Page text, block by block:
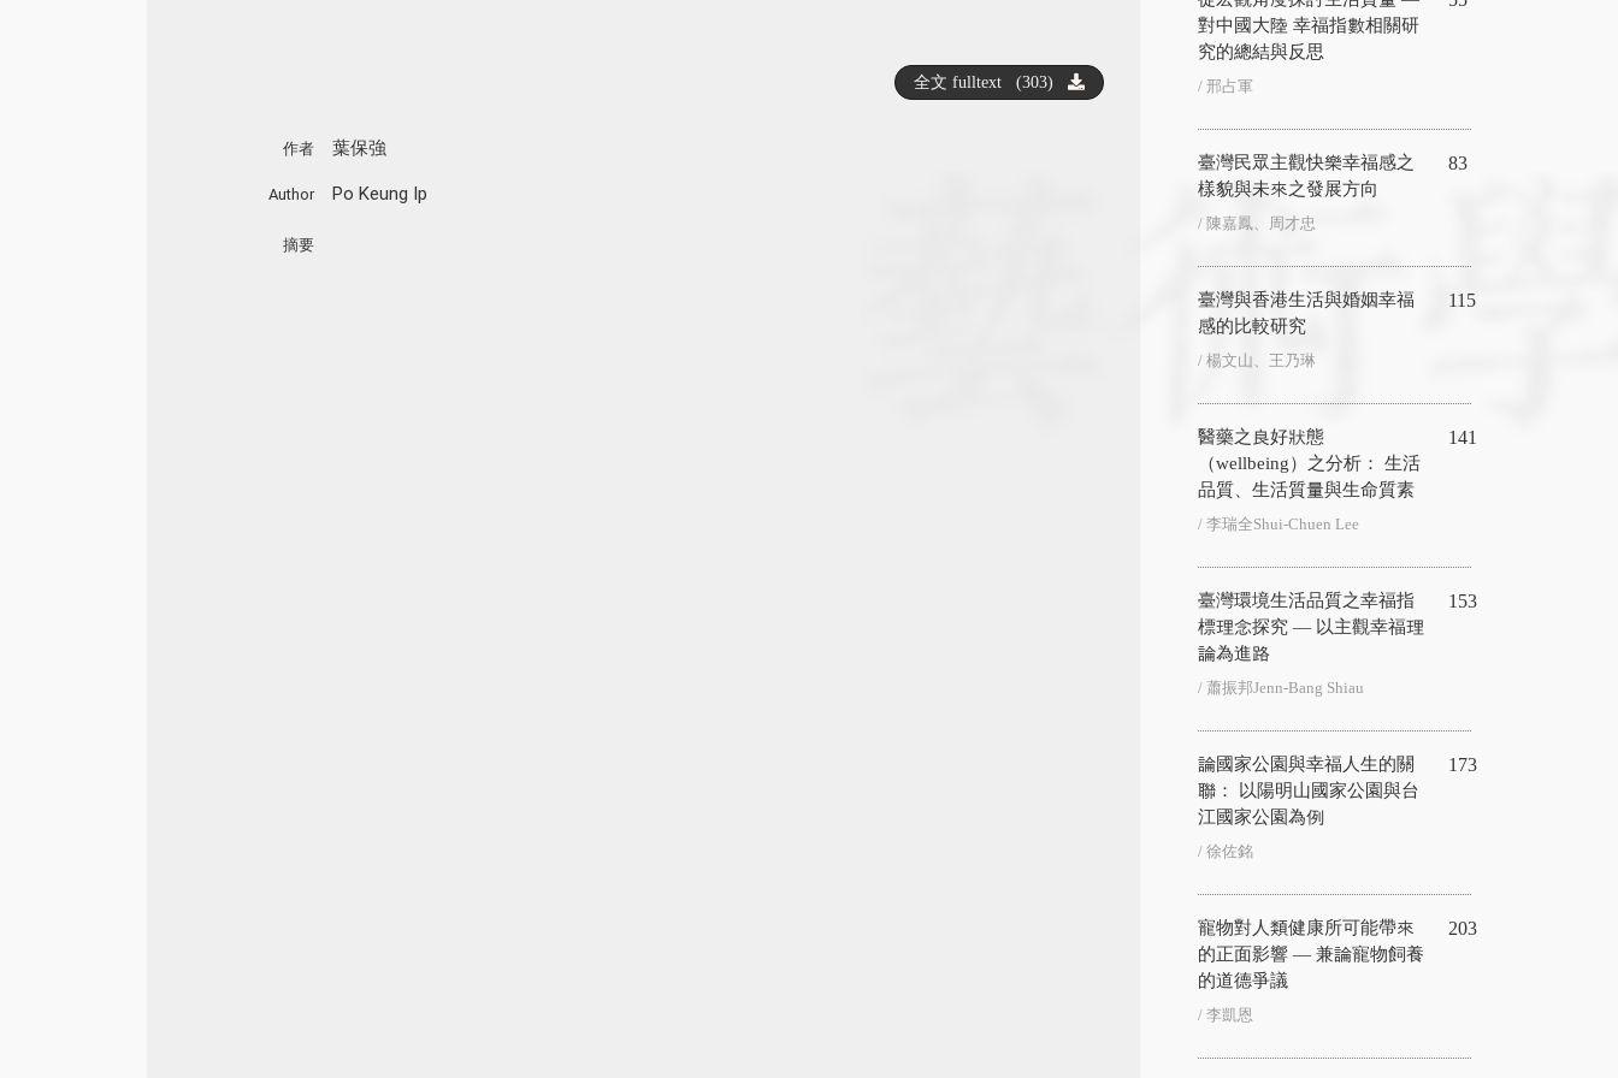
作者 葉保強
Author Po Keung Ip
摘要
對中國大陸 幸福指數相關研
究的總結與反思
/ 邢占軍
臺灣民眾主觀快樂幸福感之
樣貌與未來之發展方向
/ 陳嘉鳳、周才忠
83
臺灣與香港生活與婚姻幸福
感的比較研究
/ 楊⽂⼭、王乃琳
115
醫藥之良好狀態
（wellbeing）之分析： 生活
品質、生活質量與生命質素
/ 李瑞全Shui-Chuen Lee
141
臺灣環境生活品質之幸福指
標理念探究 — 以主觀幸福理
論為進路
/ 蕭振邦Jenn-Bang Shiau
153
論國家公園與幸福人生的關
聯： 以陽明山國家公園與台
江國家公園為例
/ 徐佐銘
173
寵物對人類健康所可能帶來
的正面影響 — 兼論寵物飼養
的道德爭議
/ 李凱恩
203